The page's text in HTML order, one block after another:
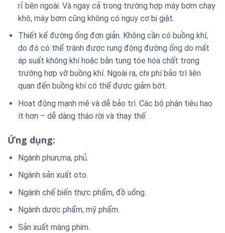
rỉ bên ngoài. Và ngay cả trong trường hợp máy bơm chạy
khô, máy bơm cũng không có nguy cơ bị giật.
Thiết kế đường ống đơn giản. Không cần có buồng khí,
do đó có thể tránh được rung động đường ống do mất
áp suất không khí hoặc bắn tung tóe hóa chất trong
trường hợp vỡ buồng khí. Ngoài ra, chi phí bảo trì liên
quan đến buồng khí có thể được giảm bớt.
Hoạt động mạnh mẽ và dễ bảo trì. Các bộ phận tiêu hao
ít hơn – dễ dàng tháo rời và thay thế.
Ứng dụng:
Ngành phun,mạ, phủ.
Ngành sản xuất oto.
Ngành chế biến thực phẩm, đồ uống.
Ngành dược phẩm, mỹ phẩm.
Sản xuất màng phim.